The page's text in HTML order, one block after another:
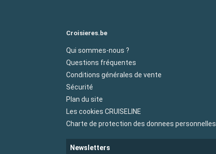
Croisieres.be
Qui sommes-nous ?
Questions fréquentes
Conditions générales de vente
Sécurité
Plan du site
Les cookies CRUISELINE
Charte de protection des donnees personnelles
Newsletters